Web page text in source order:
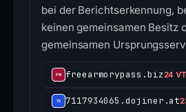
bei der Berichtserkennung,
keinen gemeinsamen Besitz
gemeinsamen
freearmorypass.biz24 VT
7117934065.dojiner.at